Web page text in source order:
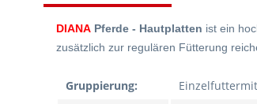
DIANA Pferde - Hautplatten ist ein
zusätzlich zur regulären Fütterung
Gruppierung: